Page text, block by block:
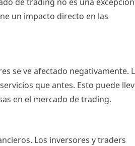
un impacto directo en las
se ve afectado negativamente.
que antes. Esto puede
en el mercado de trading.
Los inversores y traders